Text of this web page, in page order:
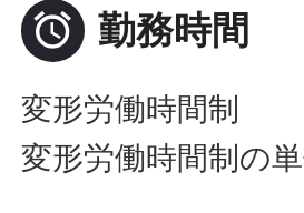
 勤務時間
変形労働時間制
変形労働時間制の